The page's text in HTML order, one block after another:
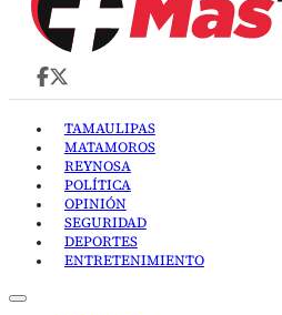
TAMAULIPAS
MATAMOROS
REYNOSA
POLÍTICA
OPINIÓN
SEGURIDAD
DEPORTES
ENTRETENIMIENTO